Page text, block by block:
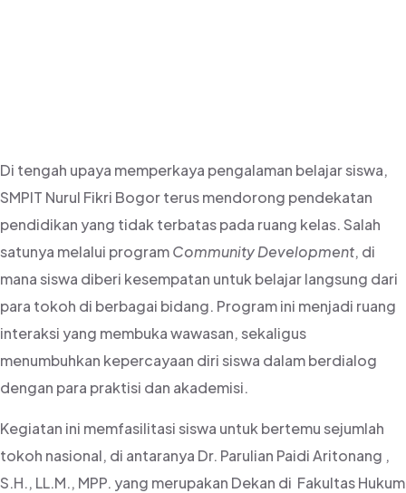
Di tengah upaya memperkaya pengalaman belajar siswa,
SMPIT Nurul Fikri Bogor terus mendorong pendekatan
pendidikan yang tidak terbatas pada ruang kelas. Salah
satunya melalui programCommunity Development, di
mana siswa diberi kesempatan untuk belajar langsung dari
para tokoh di berbagai bidang. Program ini menjadi ruang
interaksi yang membuka wawasan, sekaligus
menumbuhkan kepercayaan diri siswa dalam berdialog
dengan para praktisi dan akademisi.
Kegiatan ini memfasilitasi siswa untuk bertemu sejumlah
tokoh nasional, di antaranya Dr. Parulian Paidi Aritonang ,
S.H., LL.M., MPP. yang merupakan Dekan di Fakultas Hukum